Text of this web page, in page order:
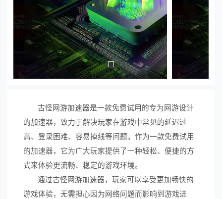
古怪网游加速器是一款免费试用的专为网游设计
的加速器，致力于解决玩家在游戏中常见的延迟过
高、登录困难、容易掉线等问题。作为一款免费试用
的加速器，它为广大玩家提供了一种轻松、便捷的方
式来体验更流畅、稳定的游戏环境。
通过古怪网游加速器，玩家可以享受更加畅快的
游戏体验，无需担心因为网络问题而影响到游戏进